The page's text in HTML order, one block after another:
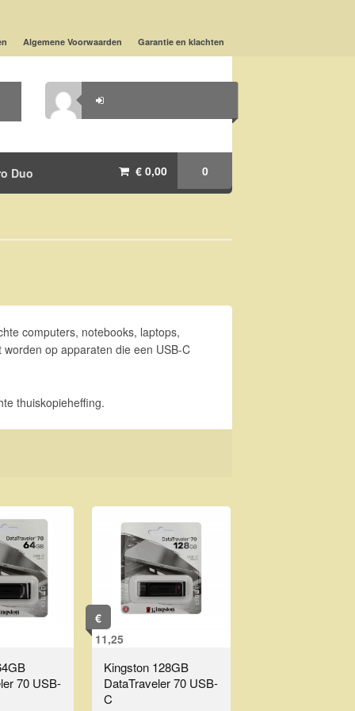
Algemene Voorwaarden Garantie en klachten
€ 0,00 0
Duo
computers, notebooks, laptops,
op apparaten die een USB-C
thuiskopieheffing.
70 USB-
€
11,25
Kingston 128GB
DataTraveler 70 USB-
C